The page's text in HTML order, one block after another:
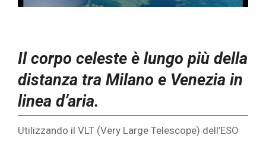
‎Il corpo celeste è lungo più della
distanza tra Milano e Venezia in
linea d’aria.
Utilizzando il VLT (Very Large Telescope) dell’ESO